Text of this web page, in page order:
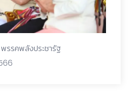
รรคพลังประชารัฐ